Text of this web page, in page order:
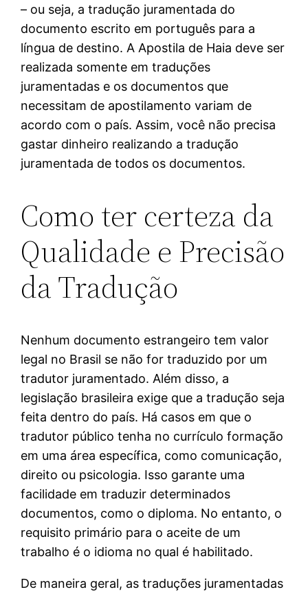
– ou seja, a tradução juramentada do
documento escrito em português para a
língua de destino. A Apostila de Haia deve ser
realizada somente em traduções
juramentadas e os documentos que
necessitam de apostilamento variam de
acordo com o país. Assim, você não precisa
gastar dinheiro realizando a tradução
juramentada de todos os documentos.
Como ter certeza da
Qualidade e Precisão
da Tradução
Nenhum documento estrangeiro tem valor
legal no Brasil se não for traduzido por um
tradutor juramentado. Além disso, a
legislação brasileira exige que a tradução seja
feita dentro do país. Há casos em que o
tradutor público tenha no currículo formação
em uma área específica, como comunicação,
direito ou psicologia. Isso garante uma
facilidade em traduzir determinados
documentos, como o diploma. No entanto, o
requisito primário para o aceite de um
trabalho é o idioma no qual é habilitado.
De maneira geral, as traduções juramentadas